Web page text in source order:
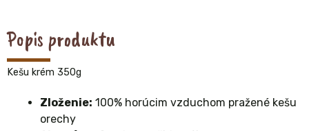
Popis produktu
Kešu krém 350g
Zloženie: 100% horúcim vzduchom pražené kešu
orechy